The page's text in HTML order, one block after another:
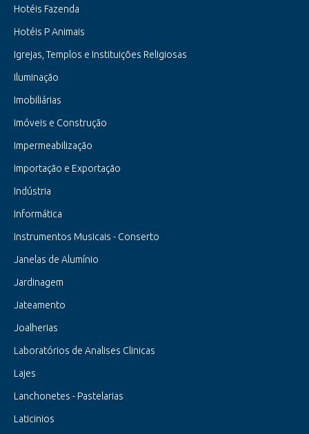
Hotéis Fazenda
Hotéis P Animais
Igrejas, Templos e Instituições Religiosas
Iluminação
Imobiliárias
Imóveis e Construção
Impermeabilização
Importação e Exportação
Indústria
Informática
Instrumentos Musicais - Conserto
Janelas de Alumínio
Jardinagem
Jateamento
Joalherias
Laboratórios de Analises Clinicas
Lajes
Lanchonetes - Pastelarias
Laticinios